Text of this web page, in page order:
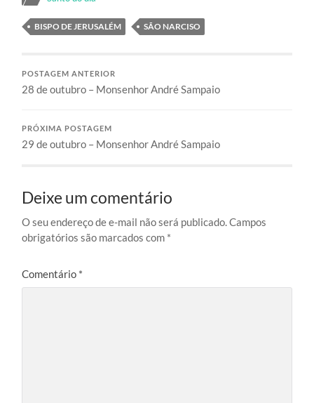
BISPO DE JERUSALÉM SÃO NARCISO
POSTAGEM ANTERIOR
28 de outubro – Monsenhor André Sampaio
PRÓXIMA POSTAGEM
29 de outubro – Monsenhor André Sampaio
Deixe um comentário
O seu endereço de e-mail não será publicado. Campos
obrigatórios são marcados com *
Comentário *